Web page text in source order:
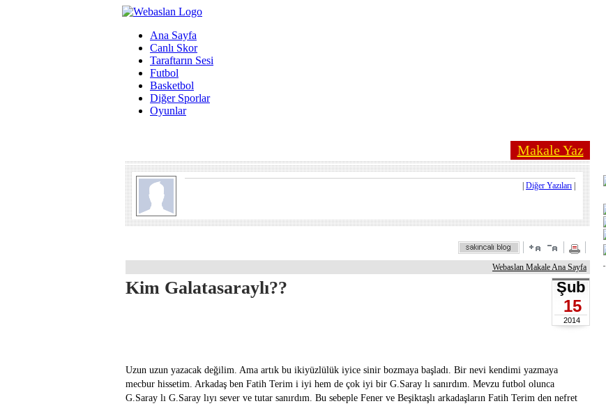
Ana Sayfa
Canlı Skor
Taraftarın Sesi
Futbol
Basketbol
Diğer Sporlar
Oyunlar
Makale Yaz
Diğer Yazıları
Webaslan Makale Ana Sayfa
Kim Galatasaraylı?? Şub
15
2014
Uzun uzun yazacak değilim. Ama artık bu ikiyüzlülük iyice sinir bozmaya başladı. Bir nevi kendimi yazmaya
mecbur hissetim. Arkadaş ben Fatih Terim i iyi hem de çok iyi bir G.Saray lı sanırdım. Mevzu futbol olunca
G.Saray lı G.Saray lıyı sever ve tutar sanırdım. Bu sebeple Fener ve Beşiktaşlı arkadaşların Fatih Terim den nefret